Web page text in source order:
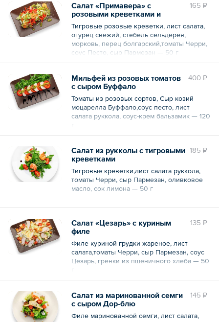
165 ₽
Салат «Примавера» с
розовыми креветками и
соусом Песто
Тигровые розовые креветки, лист салата,
огурец свежий, стебель сельдерея,
морковь, перец болгарский,томаты Черри,
соус Песто, сыр Пармезан — 50 г
400 ₽
Мильфей из розовых томатов
с сыром Буффало
Томаты из розовых сортов, Сыр козий
моцарелла Буффало,соус песто, лист
салата руккола, соус-крем бальзамик — 120
г
185 ₽
Салат из рукколы с тигровыми
креветками
Тигровые креветки,лист салата руккола,
томаты Черри, сыр Пармезан, оливковое
масло, сок лимона — 50 г
135 ₽
Салат «Цезарь» с куриным
филе
Филе куриной грудки жареное, лист
салата,томаты Черри, сыр Пармезан, соус
Цезарь, гренки из пшеничного хлеба — 50
г
145 ₽
Салат из маринованной семги
с сыром Дор-блю
Филе маринованной семги, лист салата,